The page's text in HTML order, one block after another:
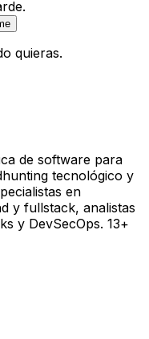
quieras.
de software para
tecnológico y
en
y fullstack, analistas
y DevSecOps. 13+